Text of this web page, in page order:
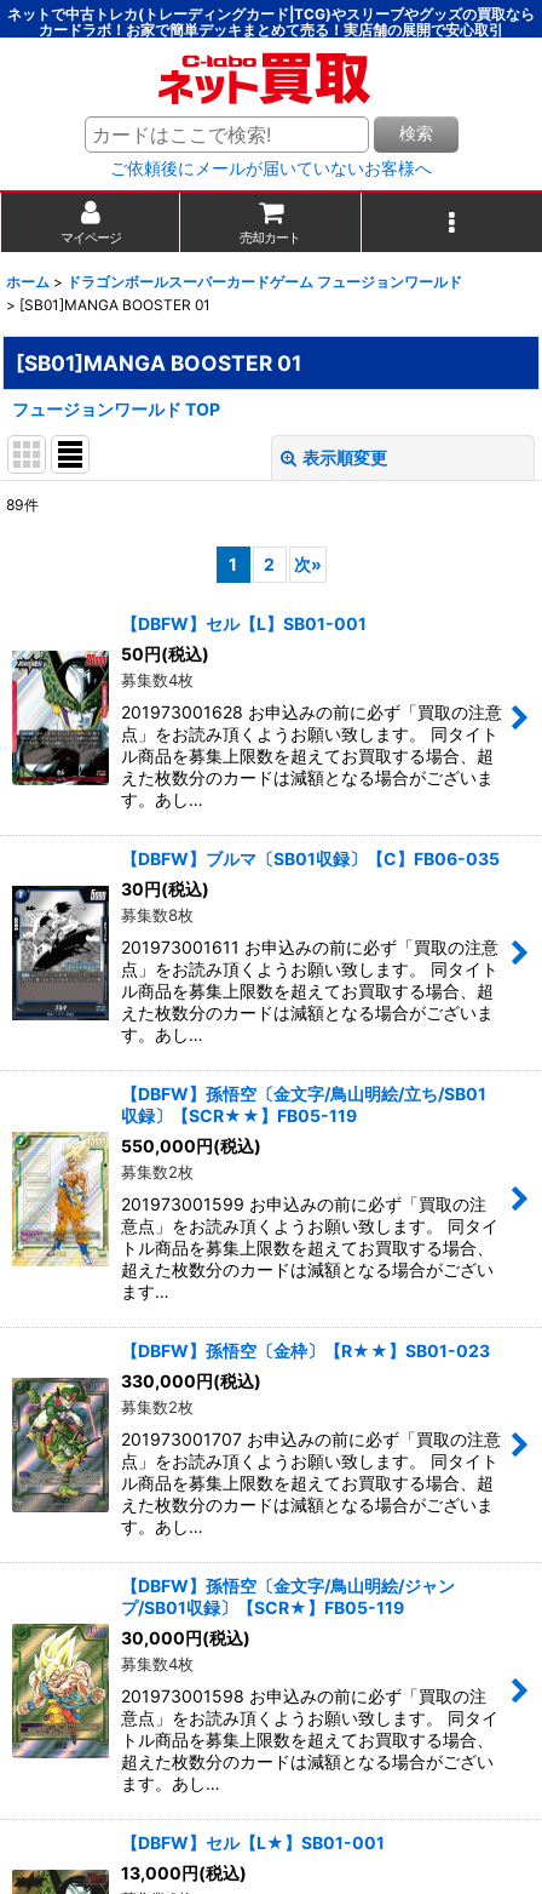
ネットで中古トレカ(トレーディングカード|TCG)やスリーブやグッズの買取なら
カードラボ！お家で簡単デッキまとめて売る！実店舗の展開で安心取引
検索
ご依頼後にメールが届いていないお客様へ
マイページ 売却カート
ホーム > ドラゴンボールスーパーカードゲーム フュージョンワールド
> [SB01]MANGA BOOSTER 01
[SB01]MANGA BOOSTER 01
フュージョンワールド TOP
表示順変更
89件
1 2 次»
【DBFW】セル【L】SB01-001
50円(税込)
募集数4枚
201973001628 お申込みの前に必ず「買取の注意
点」をお読み頂くようお願い致します。 同タイト
ル商品を募集上限数を超えてお買取する場合、超
えた枚数分のカードは減額となる場合がございま
す。あし…
【DBFW】ブルマ〔SB01収録〕【C】FB06-035
30円(税込)
募集数8枚
201973001611 お申込みの前に必ず「買取の注意
点」をお読み頂くようお願い致します。 同タイト
ル商品を募集上限数を超えてお買取する場合、超
えた枚数分のカードは減額となる場合がございま
す。あし…
【DBFW】孫悟空〔金文字/鳥山明絵/立ち/SB01
収録〕【SCR★★】FB05-119
550,000円(税込)
募集数2枚
201973001599 お申込みの前に必ず「買取の注
意点」をお読み頂くようお願い致します。 同タイ
トル商品を募集上限数を超えてお買取する場合、
超えた枚数分のカードは減額となる場合がござい
ます…
【DBFW】孫悟空〔金枠〕【R★★】SB01-023
330,000円(税込)
募集数2枚
201973001707 お申込みの前に必ず「買取の注意
点」をお読み頂くようお願い致します。 同タイト
ル商品を募集上限数を超えてお買取する場合、超
えた枚数分のカードは減額となる場合がございま
す。あし…
【DBFW】孫悟空〔金文字/鳥山明絵/ジャン
プ/SB01収録〕【SCR★】FB05-119
30,000円(税込)
募集数4枚
201973001598 お申込みの前に必ず「買取の注
意点」をお読み頂くようお願い致します。 同タイ
トル商品を募集上限数を超えてお買取する場合、
超えた枚数分のカードは減額となる場合がござい
ます。あし…
【DBFW】セル【L★】SB01-001
13,000円(税込)